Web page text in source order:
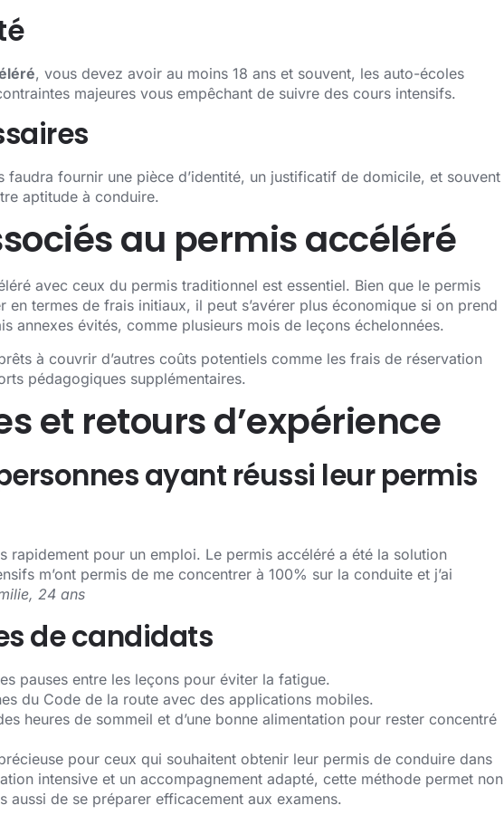
, vous devez avoir au moins 18 ans et souvent, les auto-écoles
majeures vous empêchant de suivre des cours intensifs.
faudra fournir une pièce d’identité, un justificatif de domicile, et souvent
aptitude à conduire.
au permis accéléré
avec ceux du permis traditionnel est essentiel. Bien que le permis
en termes de frais initiaux, il peut s’avérer plus économique si on prend
annexes évités, comme plusieurs mois de leçons échelonnées.
à couvrir d’autres coûts potentiels comme les frais de réservation
pédagogiques supplémentaires.
et retours d’expérience
ayant réussi leur permis
rapidement pour un emploi. Le permis accéléré a été la solution
m’ont permis de me concentrer à 100% sur la conduite et j’ai
24 ans
de candidats
pauses entre les leçons pour éviter la fatigue.
du Code de la route avec des applications mobiles.
heures de sommeil et d’une bonne alimentation pour rester concentré
pour ceux qui souhaitent obtenir leur permis de conduire dans
intensive et un accompagnement adapté, cette méthode permet non
aussi de se préparer efficacement aux examens.